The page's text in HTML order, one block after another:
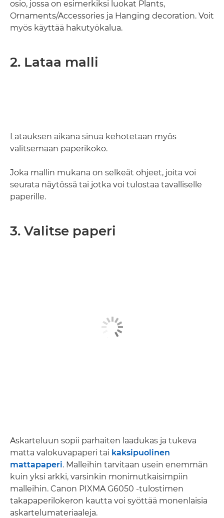
osio, jossa on esimerkiksi luokat Plants,
Ornaments/Accessories ja Hanging decoration. Voit
myös käyttää hakutyökalua.
2. Lataa malli
Latauksen aikana sinua kehotetaan myös
valitsemaan paperikoko.
Joka mallin mukana on selkeät ohjeet, joita voi
seurata näytössä tai jotka voi tulostaa tavalliselle
paperille.
3. Valitse paperi
Askarteluun sopii parhaiten laadukas ja tukeva
matta valokuvapaperi tai kaksipuolinen
mattapaperi. Malleihin tarvitaan usein enemmän
kuin yksi arkki, varsinkin monimutkaisimpiin
malleihin. Canon PIXMA G6050 -tulostimen
takapaperilokeron kautta voi syöttää monenlaisia
askartelumateriaaleja.